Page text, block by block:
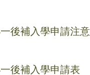
後補入學申請注
後補入學申請表